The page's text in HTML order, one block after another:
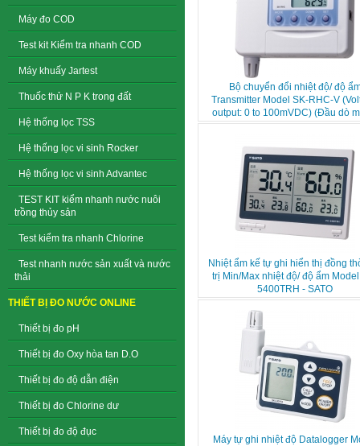
Máy đo COD
Test kit Kiểm tra nhanh COD
Máy khuấy Jartest
Thuốc thử N P K trong đất
Hệ thống lọc TSS
Hệ thống lọc vi sinh Rocker
Hệ thống lọc vi sinh Advantec
TEST KIT kiểm nhanh nước nuôi
trồng thủy sản
Test kiểm tra nhanh Chlorine
Test nhanh nước sản xuất và nước
thải
THIẾT BỊ ĐO NƯỚC ONLINE
Thiết bị đo pH
Thiết bị đo Oxy hòa tan D.O
Thiết bị đo độ dẫn điện
Thiết bị đo Chlorine dư
Thiết bị đo độ đục
Bộ chuyển đổi nhiệt độ/ độ
Transmitter Model SK-RHC-V
output: 0 to 100mVDC) (Đầu dò
Nhiệt ẩm kế tự ghi hiển thị đồng
trị Min/Max nhiệt độ/ độ ẩm
5400TRH - SATO
Máy tự ghi nhiệt độ Datalogger